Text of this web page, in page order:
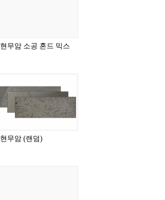
현무암 소공 혼드 믹스
현무암 (랜덤)